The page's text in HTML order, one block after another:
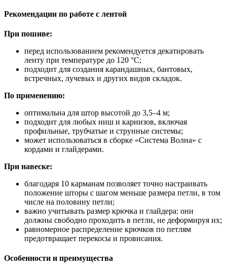
Рекомендации по работе с лентой
При пошиве:
перед использованием рекомендуется декатировать
ленту при температуре до 120 °C;
подходит для создания карандашных, бантовых,
встречных, лучевых и других видов складок.
По применению:
оптимальна для штор высотой до 3,5–4 м;
подходит для любых ниш и карнизов, включая
профильные, трубчатые и струнные системы;
может использоваться в сборке «Система Волна» с
кордами и глайдерами.
При навеске:
благодаря 10 карманам позволяет точно настраивать
положение шторы с шагом меньше размера петли, в том
числе на половину петли;
важно учитывать размер крючка и глайдера: они
должны свободно проходить в петли, не деформируя их;
равномерное распределение крючков по петлям
предотвращает перекосы и провисания.
Особенности и преимущества